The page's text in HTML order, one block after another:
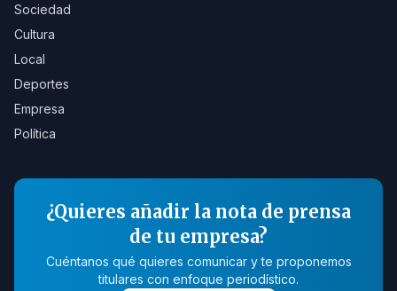
Sociedad
Cultura
Local
Deportes
Empresa
Política
¿Quieres añadir la nota de prensa
de tu empresa?
Cuéntanos qué quieres comunicar y te proponemos
titulares con enfoque periodístico.